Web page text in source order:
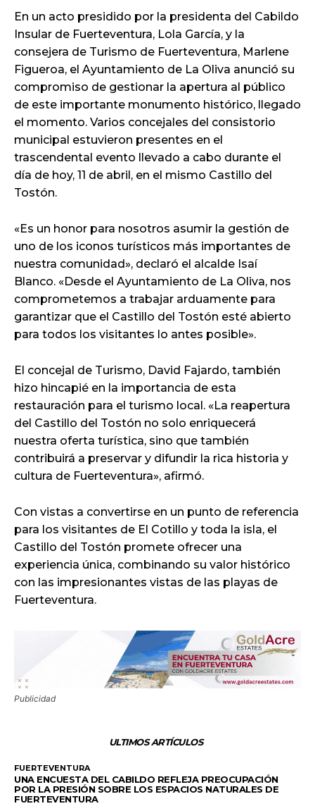
En un acto presidido por la presidenta del Cabildo
Insular de Fuerteventura, Lola García, y la
consejera de Turismo de Fuerteventura, Marlene
Figueroa, el Ayuntamiento de La Oliva anunció su
compromiso de gestionar la apertura al público
de este importante monumento histórico, llegado
el momento. Varios concejales del consistorio
municipal estuvieron presentes en el
trascendental evento llevado a cabo durante el
día de hoy, 11 de abril, en el mismo Castillo del
Tostón.
«Es un honor para nosotros asumir la gestión de
uno de los iconos turísticos más importantes de
nuestra comunidad», declaró el alcalde Isaí
Blanco. «Desde el Ayuntamiento de La Oliva, nos
comprometemos a trabajar arduamente para
garantizar que el Castillo del Tostón esté abierto
para todos los visitantes lo antes posible».
El concejal de Turismo, David Fajardo, también
hizo hincapié en la importancia de esta
restauración para el turismo local. «La reapertura
del Castillo del Tostón no solo enriquecerá
nuestra oferta turística, sino que también
contribuirá a preservar y difundir la rica historia y
cultura de Fuerteventura», afirmó.
Con vistas a convertirse en un punto de referencia
para los visitantes de El Cotillo y toda la isla, el
Castillo del Tostón promete ofrecer una
experiencia única, combinando su valor histórico
con las impresionantes vistas de las playas de
Fuerteventura.
Publicidad
ULTIMOS ARTÍCULOS
FUERTEVENTURA
UNA ENCUESTA DEL CABILDO REFLEJA PREOCUPACIÓN
POR LA PRESIÓN SOBRE LOS ESPACIOS NATURALES DE
FUERTEVENTURA